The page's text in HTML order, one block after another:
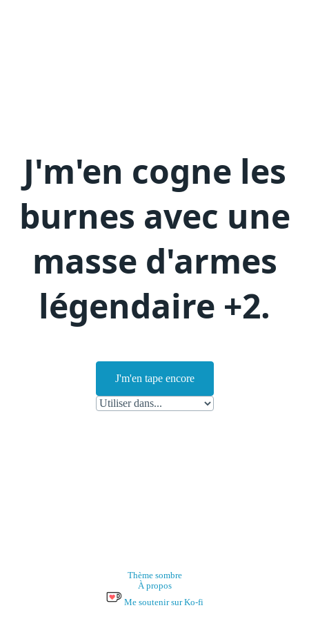
J'm'en cogne les
burnes avec une
masse d'armes
légendaire +2.
J'm'en tape encore
Thème sombre
À propos
Me soutenir sur Ko-fi